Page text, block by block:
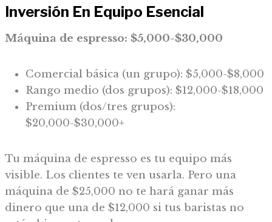
Inversión En Equipo Esencial
Máquina de espresso: $5,000-$30,000
Comercial básica (un grupo): $5,000-$8,000
Rango medio (dos grupos): $12,000-$18,000
Premium (dos/tres grupos):
$20,000-$30,000+
Tu máquina de espresso es tu equipo más
visible. Los clientes te ven usarla. Pero una
máquina de $25,000 no te hará ganar más
dinero que una de $12,000 si tus baristas no